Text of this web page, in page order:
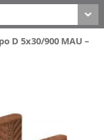
D 5x30/900 MAU –